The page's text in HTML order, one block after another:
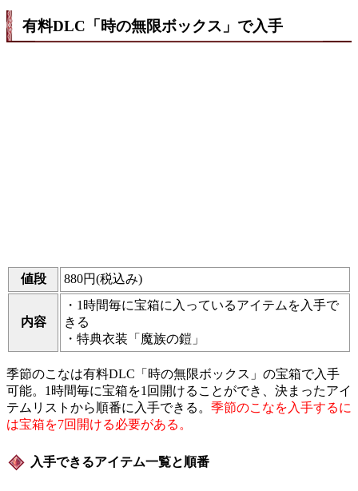
有料DLC「時の無限ボックス」で入手
値段 880円(税込み)
内容
・1時間毎に宝箱に入っているアイテムを入手で
きる
・特典衣装「魔族の鎧」
季節のこなは有料DLC「時の無限ボックス」の宝箱で入手
可能。1時間毎に宝箱を1回開けることができ、決まったアイ
テムリストから順番に入手できる。 季節のこなを入手するに
は宝箱を7回開ける必要がある。
入手できるアイテム一覧と順番